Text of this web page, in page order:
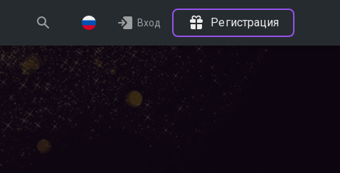
Вход Регистрация